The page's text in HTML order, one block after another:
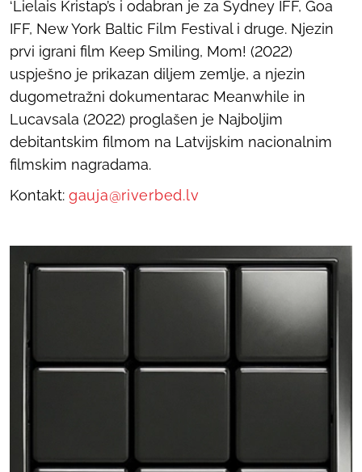
‘Lielais Kristap’s i odabran je za Sydney IFF, Goa
IFF, New York Baltic Film Festival i druge. Njezin
prvi igrani film Keep Smiling, Mom! (2022)
uspješno je prikazan diljem zemlje, a njezin
dugometražni dokumentarac Meanwhile in
Lucavsala (2022) proglašen je Najboljim
debitantskim filmom na Latvijskim nacionalnim
filmskim nagradama.
Kontakt: gauja@riverbed.lv